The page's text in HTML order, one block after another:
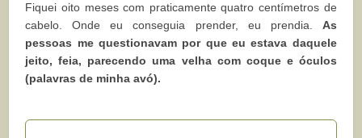
Fiquei oito meses com praticamente quatro centímetros de
cabelo. Onde eu conseguia prender, eu prendia. As
pessoas me questionavam por que eu estava daquele
jeito, feia, parecendo uma velha com coque e óculos
(palavras de minha avó).